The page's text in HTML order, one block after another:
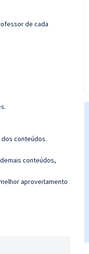
de cada
conteúdos.
conteúdos,
aproveitamento